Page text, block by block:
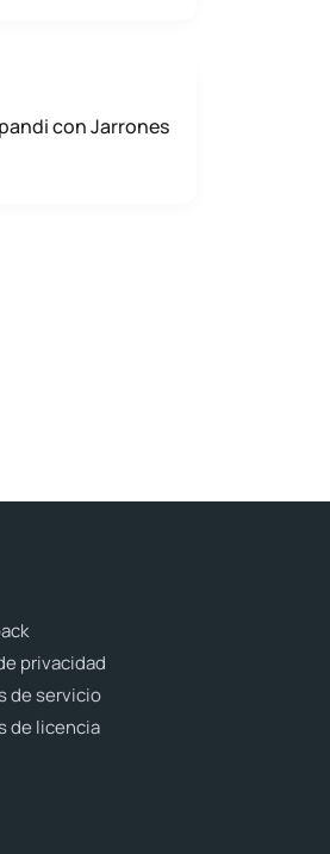
con Jarrones
privacidad
de servicio
de licencia